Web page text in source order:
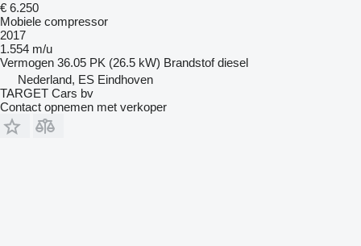
€ 6.250
Mobiele compressor
2017
1.554 m/u
Vermogen 36.05 PK (26.5 kW) Brandstof diesel
Nederland, ES Eindhoven
TARGET Cars bv
Contact opnemen met verkoper